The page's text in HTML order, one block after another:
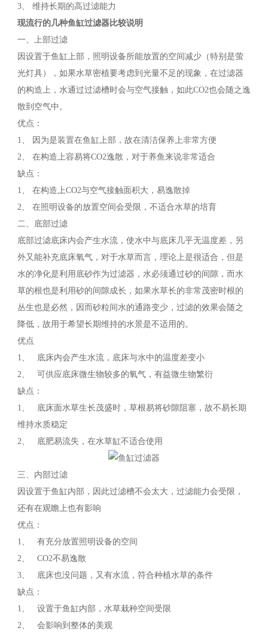
3、 维持长期的高过滤能力
现流行的几种鱼缸过滤器比较说明
一、上部过滤
因设置于鱼缸上部，照明设备所能放置的空间减少（特别是萤
光灯具），如果水草密植要考虑到光量不足的现象，在过滤器
的构造上，水通过过滤槽时会与空气接触，如此CO2也会随之逸
散到空气中。
优点：
1、 因为是装置在鱼缸上部，故在清洁保养上非常方便
2、 在构造上容易将CO2逸散，对于养鱼来说非常适合
缺点：
1、 在构造上CO2与空气接触面积大，易逸散掉
2、 在照明设备的放置空间会受限，不适合水草的培育
二、底部过滤
底部过滤底床内会产生水流，使水中与底床几乎无温度差，另
外又能补充底床氧气，对于水草而言，理论上是很适合，但是
水的净化是利用底砂作为过滤器，水必须通过砂的间隙，而水
草的根也是利用砂的间隙成长，如果水草长的非常茂密时根的
丛生也是必然，因而砂粒间水的通路变少，过滤的效果会随之
降低，故用于希望长期维持的水景是不适用的。
优点
1、 底床内会产生水流，底床与水中的温度差变小
2、 可供应底床微生物较多的氧气，有益微生物繁衍
缺点：
1、 底床面水草生长茂盛时，草根易将砂隙阻塞，故不易长期
维持水质稳定
2、 底肥易流失，在水草缸不适合使用
三、内部过滤
因设置于鱼缸内部，因此过滤槽不会太大，过滤能力会受限，
还有在观瞻上也有影响
优点：
1、 有充分放置照明设备的空间
2、 CO2不易逸散
3、 底床也没问题，又有水流，符合种植水草的条件
缺点：
1、 设置于鱼缸内部，水草栽种空间受限
2、 会影响到整体的美观